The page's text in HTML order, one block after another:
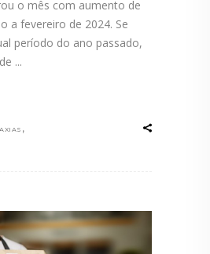
o mês com aumento de
a fevereiro de 2024. Se
período do ano passado,
,